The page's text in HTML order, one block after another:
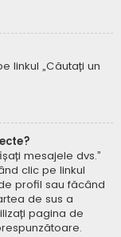
linkul „Căutați un
mesajele dvs.”
clic pe linkul
profil sau făcând
de sus a
pagina de